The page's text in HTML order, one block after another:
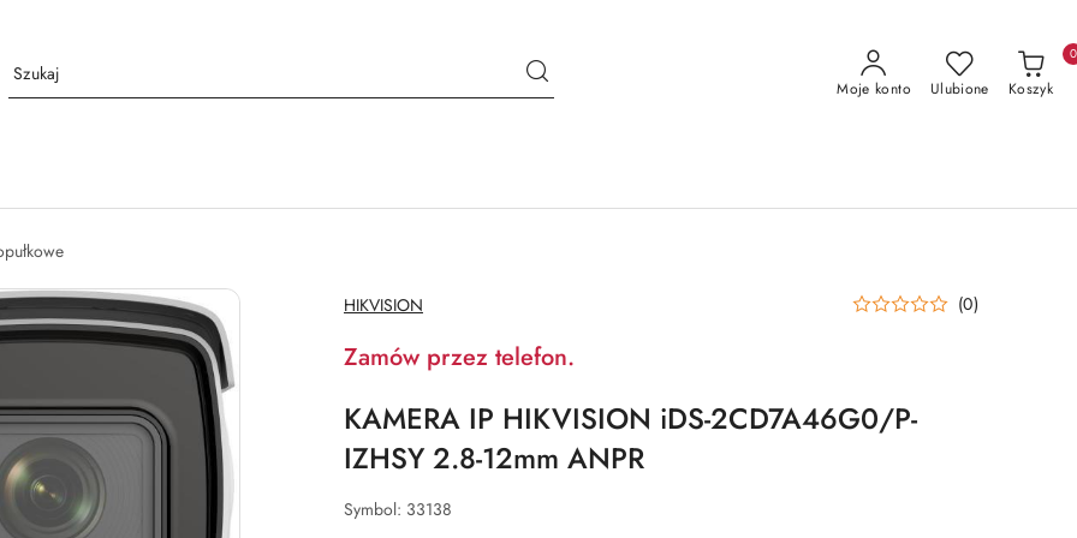
Moje konto Ulubione Koszyk
0
NAZWA
PRODUCENTA:
HIKVISION (0)
Zamów przez telefon.
KAMERA IP HIKVISION iDS-2CD7A46G0/P-
IZHSY 2.8-12mm ANPR
Symbol: 33138